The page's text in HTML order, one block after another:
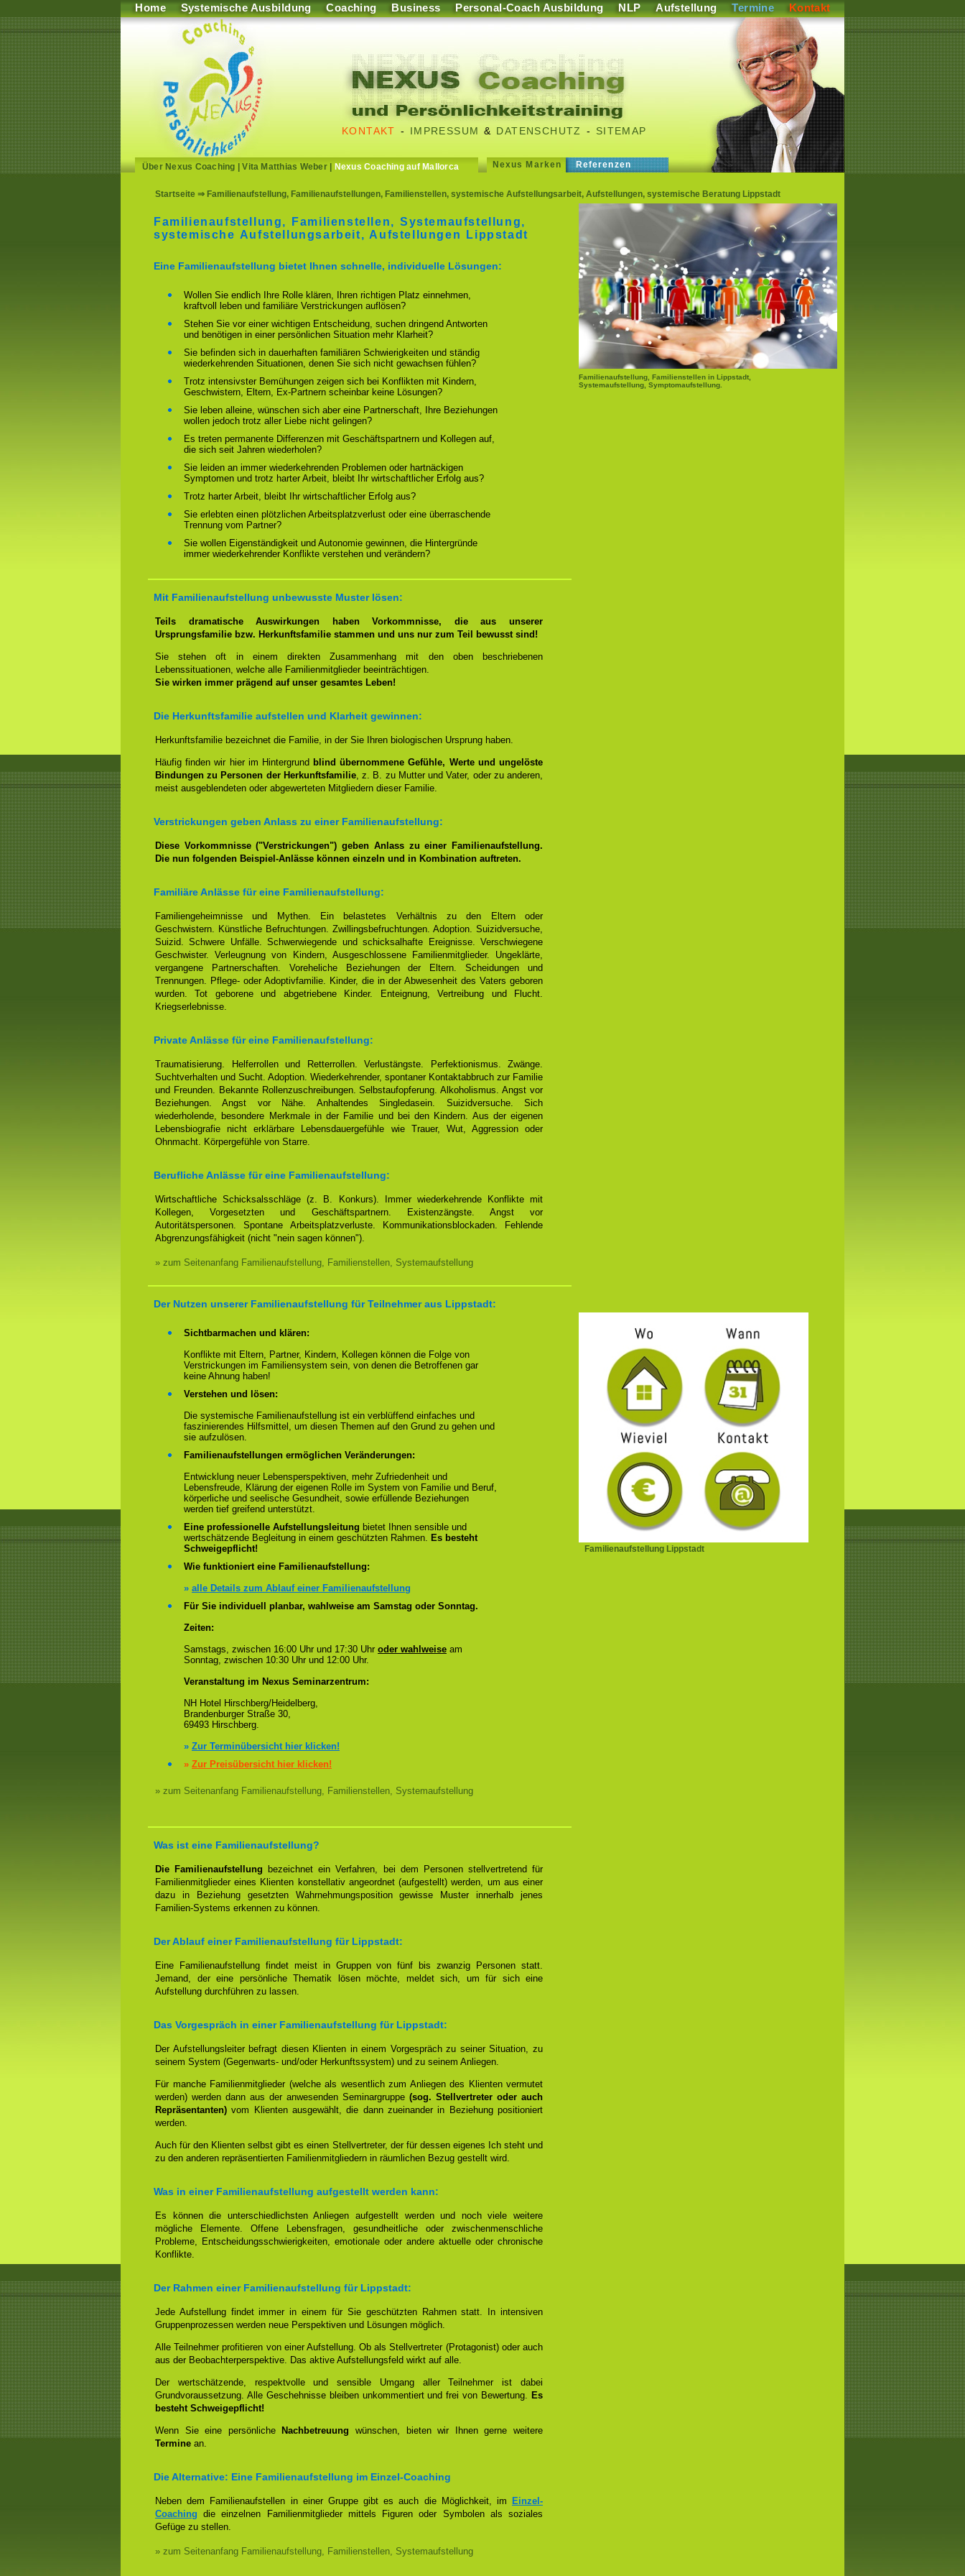
Home Systemische Ausbildung Coaching Business Personal-Coach Ausbildung NLP Aufstellung Termine Kontakt
KONTAKT - IMPRESSUM & DATENSCHUTZ - SITEMAP
Über Nexus Coaching |Vita Matthias Weber| Nexus Coaching auf Mallorca Nexus Marken Referenzen
Startseite ⇒ Familienaufstellung, Familienaufstellungen, Familienstellen, systemische Aufstellungsarbeit, Aufstellungen, systemische Beratung Lippstadt
Familienaufstellung, Familienstellen in Lippstadt,
Systemaufstellung, Symptomaufstellung.
Familienaufstellung, Familienstellen, Systemaufstellung,
systemische Aufstellungsarbeit, Aufstellungen Lippstadt
Eine Familienaufstellung bietet Ihnen schnelle, individuelle Lösungen:
Wollen Sie endlich Ihre Rolle klären, Ihren richtigen Platz einnehmen,
kraftvoll leben und familiäre Verstrickungen auflösen?
Stehen Sie vor einer wichtigen Entscheidung, suchen dringend Antworten
und benötigen in einer persönlichen Situation mehr Klarheit?
Sie befinden sich in dauerhaften familiären Schwierigkeiten und ständig
wiederkehrenden Situationen, denen Sie sich nicht gewachsen fühlen?
Trotz intensivster Bemühungen zeigen sich bei Konflikten mit Kindern,
Geschwistern, Eltern, Ex-Partnern scheinbar keine Lösungen?
Sie leben alleine, wünschen sich aber eine Partnerschaft, Ihre Beziehungen
wollen jedoch trotz aller Liebe nicht gelingen?
Es treten permanente Differenzen mit Geschäftspartnern und Kollegen auf,
die sich seit Jahren wiederholen?
Sie leiden an immer wiederkehrenden Problemen oder hartnäckigen
Symptomen und trotz harter Arbeit, bleibt Ihr wirtschaftlicher Erfolg aus?
Trotz harter Arbeit, bleibt Ihr wirtschaftlicher Erfolg aus?
Sie erlebten einen plötzlichen Arbeitsplatzverlust oder eine überraschende
Trennung vom Partner?
Sie wollen Eigenständigkeit und Autonomie gewinnen, die Hintergründe
immer wiederkehrender Konflikte verstehen und verändern?
Mit Familienaufstellung unbewusste Muster lösen:
Teils dramatische Auswirkungen haben Vorkommnisse, die aus unserer
Ursprungsfamilie bzw. Herkunftsfamilie stammen und uns nur zum Teil bewusst sind!
Sie stehen oft in einem direkten Zusammenhang mit den oben beschriebenen
Lebenssituationen, welche alle Familienmitglieder beeinträchtigen.
Sie wirken immer prägend auf unser gesamtes Leben!
Die Herkunftsfamilie aufstellen und Klarheit gewinnen:
Herkunftsfamilie bezeichnet die Familie, in der Sie Ihren biologischen Ursprung haben.
Häufig finden wir hier im Hintergrund blind übernommene Gefühle, Werte und ungelöste
Bindungen zu Personen der Herkunftsfamilie, z. B. zu Mutter und Vater, oder zu anderen,
meist ausgeblendeten oder abgewerteten Mitgliedern dieser Familie.
Verstrickungen geben Anlass zu einer Familienaufstellung:
Diese Vorkommnisse ("Verstrickungen") geben Anlass zu einer Familienaufstellung.
Die nun folgenden Beispiel-Anlässe können einzeln und in Kombination auftreten.
Familiäre Anlässe für eine Familienaufstellung:
Familiengeheimnisse und Mythen. Ein belastetes Verhältnis zu den Eltern oder
Geschwistern. Künstliche Befruchtungen. Zwillingsbefruchtungen. Adoption. Suizidversuche,
Suizid. Schwere Unfälle. Schwerwiegende und schicksalhafte Ereignisse. Verschwiegene
Geschwister. Verleugnung von Kindern, Ausgeschlossene Familienmitglieder. Ungeklärte,
vergangene Partnerschaften. Voreheliche Beziehungen der Eltern. Scheidungen und
Trennungen. Pflege- oder Adoptivfamilie. Kinder, die in der Abwesenheit des Vaters geboren
wurden. Tot geborene und abgetriebene Kinder. Enteignung, Vertreibung und Flucht.
Kriegserlebnisse.
Private Anlässe für eine Familienaufstellung:
Traumatisierung. Helferrollen und Retterrollen. Verlustängste. Perfektionismus. Zwänge.
Suchtverhalten und Sucht. Adoption. Wiederkehrender, spontaner Kontaktabbruch zur Familie
und Freunden. Bekannte Rollenzuschreibungen. Selbstaufopferung. Alkoholismus. Angst vor
Beziehungen. Angst vor Nähe. Anhaltendes Singledasein. Suizidversuche. Sich
wiederholende, besondere Merkmale in der Familie und bei den Kindern. Aus der eigenen
Lebensbiografie nicht erklärbare Lebensdauergefühle wie Trauer, Wut, Aggression oder
Ohnmacht. Körpergefühle von Starre.
Berufliche Anlässe für eine Familienaufstellung:
Wirtschaftliche Schicksalsschläge (z. B. Konkurs). Immer wiederkehrende Konflikte mit
Kollegen, Vorgesetzten und Geschäftspartnern. Existenzängste. Angst vor
Autoritätspersonen. Spontane Arbeitsplatzverluste. Kommunikationsblockaden. Fehlende
Abgrenzungsfähigkeit (nicht "nein sagen können").
» zum Seitenanfang Familienaufstellung, Familienstellen, Systemaufstellung
Der Nutzen unserer Familienaufstellung für Teilnehmer aus Lippstadt:
Familienaufstellung Lippstadt
Sichtbarmachen und klären:
Konflikte mit Eltern, Partner, Kindern, Kollegen können die Folge von
Verstrickungen im Familiensystem sein, von denen die Betroffenen gar
keine Ahnung haben!
Verstehen und lösen:
Die systemische Familienaufstellung ist ein verblüffend einfaches und
faszinierendes Hilfsmittel, um diesen Themen auf den Grund zu gehen und
sie aufzulösen.
Familienaufstellungen ermöglichen Veränderungen:
Entwicklung neuer Lebensperspektiven, mehr Zufriedenheit und
Lebensfreude, Klärung der eigenen Rolle im System von Familie und Beruf,
körperliche und seelische Gesundheit, sowie erfüllende Beziehungen
werden tief greifend unterstützt.
Eine professionelle Aufstellungsleitung bietet Ihnen sensible und
wertschätzende Begleitung in einem geschützten Rahmen. Es besteht
Schweigepflicht!
Wie funktioniert eine Familienaufstellung:
» alle Details zum Ablauf einer Familienaufstellung
Für Sie individuell planbar, wahlweise am Samstag oder Sonntag.
Zeiten:
Samstags, zwischen 16:00 Uhr und 17:30 Uhr oder wahlweise am
Sonntag, zwischen 10:30 Uhr und 12:00 Uhr.
Veranstaltung im Nexus Seminarzentrum:
NH Hotel Hirschberg/Heidelberg,
Brandenburger Straße 30,
69493 Hirschberg.
» Zur Terminübersicht hier klicken!
» Zur Preisübersicht hier klicken!
» zum Seitenanfang Familienaufstellung, Familienstellen, Systemaufstellung
Was ist eine Familienaufstellung?
Die Familienaufstellung bezeichnet ein Verfahren, bei dem Personen stellvertretend für
Familienmitglieder eines Klienten konstellativ angeordnet (aufgestellt) werden, um aus einer
dazu in Beziehung gesetzten Wahrnehmungsposition gewisse Muster innerhalb jenes
Familien-Systems erkennen zu können.
Der Ablauf einer Familienaufstellung für Lippstadt:
Eine Familienaufstellung findet meist in Gruppen von fünf bis zwanzig Personen statt.
Jemand, der eine persönliche Thematik lösen möchte, meldet sich, um für sich eine
Aufstellung durchführen zu lassen.
Das Vorgespräch in einer Familienaufstellung für Lippstadt:
Der Aufstellungsleiter befragt diesen Klienten in einem Vorgespräch zu seiner Situation, zu
seinem System (Gegenwarts- und/oder Herkunftssystem) und zu seinem Anliegen.
Für manche Familienmitglieder (welche als wesentlich zum Anliegen des Klienten vermutet
werden) werden dann aus der anwesenden Seminargruppe (sog. Stellvertreter oder auch
Repräsentanten) vom Klienten ausgewählt, die dann zueinander in Beziehung positioniert
werden.
Auch für den Klienten selbst gibt es einen Stellvertreter, der für dessen eigenes Ich steht und
zu den anderen repräsentierten Familienmitgliedern in räumlichen Bezug gestellt wird.
Was in einer Familienaufstellung aufgestellt werden kann:
Es können die unterschiedlichsten Anliegen aufgestellt werden und noch viele weitere
mögliche Elemente. Offene Lebensfragen, gesundheitliche oder zwischenmenschliche
Probleme, Entscheidungsschwierigkeiten, emotionale oder andere aktuelle oder chronische
Konflikte.
Der Rahmen einer Familienaufstellung für Lippstadt:
Jede Aufstellung findet immer in einem für Sie geschützten Rahmen statt. In intensiven
Gruppenprozessen werden neue Perspektiven und Lösungen möglich.
Alle Teilnehmer profitieren von einer Aufstellung. Ob als Stellvertreter (Protagonist) oder auch
aus der Beobachterperspektive. Das aktive Aufstellungsfeld wirkt auf alle.
Der wertschätzende, respektvolle und sensible Umgang aller Teilnehmer ist dabei
Grundvoraussetzung. Alle Geschehnisse bleiben unkommentiert und frei von Bewertung. Es
besteht Schweigepflicht!
Wenn Sie eine persönliche Nachbetreuung wünschen, bieten wir Ihnen gerne weitere
Termine an.
Die Alternative: Eine Familienaufstellung im Einzel-Coaching
Neben dem Familienaufstellen in einer Gruppe gibt es auch die Möglichkeit, im
Einzel-
Coaching die einzelnen Familienmitglieder mittels Figuren oder Symbolen als soziales
Gefüge zu stellen.
» zum Seitenanfang Familienaufstellung, Familienstellen, Systemaufstellung